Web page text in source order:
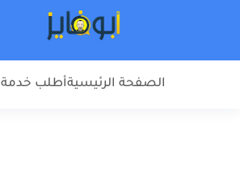
الصفحة الرئيسيةأطلب خدمة